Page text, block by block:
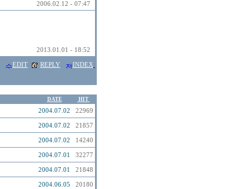
2006.02.12 - 07:47
2013.01.01 - 18:52
EDIT REPLY INDEX
DATE HIT
2004.07.02 22969
2004.07.02 21857
2004.07.02 14240
2004.07.01 32277
2004.07.01 21848
2004.06.05 20180